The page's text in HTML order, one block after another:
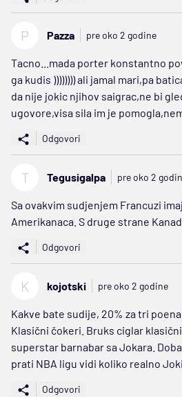
P Pazza pre oko 2 godine
Tacno...mada porter konstantno
ga kudis )))))))) ali jamal mari,pa
da nije jokic njihov saigrac,ne bi
ugovore,visa sila im je
Odgovori
T Tegusigalpa pre oko 2
Sa ovakvim sudjenjem Francuzi
Amerikanaca. S druge strane
Odgovori
K kojotski pre oko 2 godine
Kakve bate sudije, 20% za tri
Klasični čokeri. Bruks ciglar klasični
superstar barnabar sa Jokara.
prati NBA ligu vidi koliko realno
Odgovori